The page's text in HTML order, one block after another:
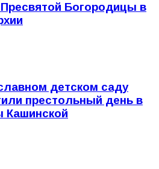
Богородицы в
детском саду
престольный день в
Кашинской